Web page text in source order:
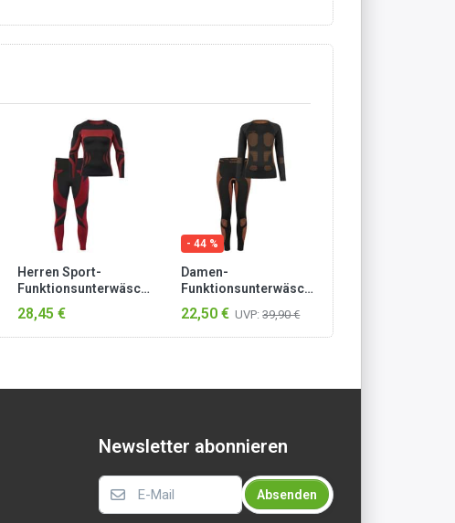
Herren Sport-
Funktionsunterwäsche
Set Hemd + Hose
Schwarz/Rot
28,45 €
- 44 %
Damen-
Funktionsunterwäsche-
Set „Anatomic
Functional Wear“
Orange
22,50 € UVP: 39,90 €
Newsletter abonnieren
Absenden